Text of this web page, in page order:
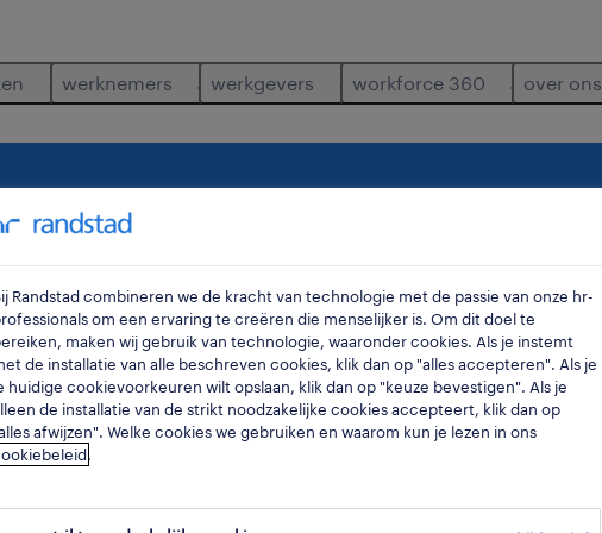
werknemers werkgevers workforce 360 over ons
1
Randstad combineren we de kracht van technologie met de passie van onze hr-
om een ervaring te creëren die menselijker is. Om dit doel te
maken wij gebruik van technologie, waaronder cookies. Als je instemt
de installatie van alle beschreven cookies, klik dan op "alles accepteren". Als je
huidige cookievoorkeuren wilt opslaan, klik dan op "keuze bevestigen". Als je
de installatie van de strikt noodzakelijke cookies accepteert, klik dan op
afwijzen". Welke cookies we gebruiken en waarom kun je lezen in ons
.